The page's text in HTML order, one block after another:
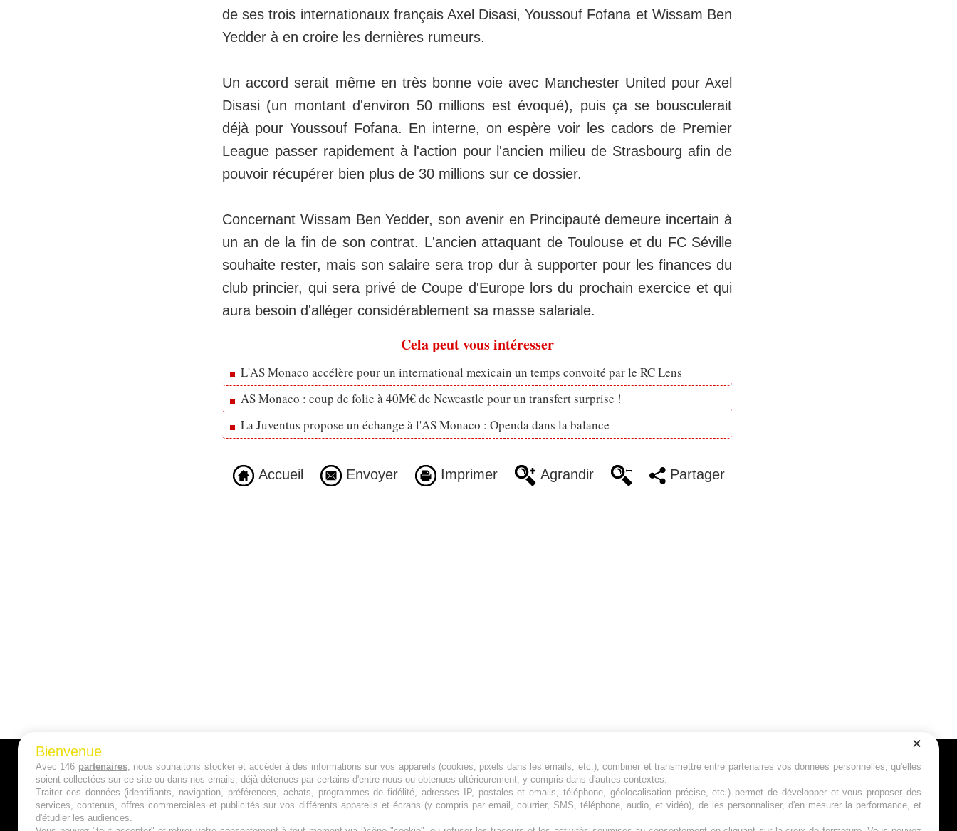
de ses trois internationaux français Axel Disasi, Youssouf Fofana et Wissam Ben
Yedder à en croire les dernières rumeurs.
Un accord serait même en très bonne voie avec Manchester United pour Axel
Disasi (un montant d'environ 50 millions est évoqué), puis ça se bousculerait
déjà pour Youssouf Fofana. En interne, on espère voir les cadors de Premier
League passer rapidement à l'action pour l'ancien milieu de Strasbourg afin de
pouvoir récupérer bien plus de 30 millions sur ce dossier.
Concernant Wissam Ben Yedder, son avenir en Principauté demeure incertain à
un an de la fin de son contrat. L'ancien attaquant de Toulouse et du FC Séville
souhaite rester, mais son salaire sera trop dur à supporter pour les finances du
club princier, qui sera privé de Coupe d'Europe lors du prochain exercice et qui
aura besoin d'alléger considérablement sa masse salariale.
Cela peut vous intéresser
L'AS Monaco accélère pour un international mexicain un temps convoité par le RC Lens
AS Monaco : coup de folie à 40M€ de Newcastle pour un transfert surprise !
La Juventus propose un échange à l'AS Monaco : Openda dans la balance
Accueil Envoyer Imprimer Agrandir Partager
A PROPOS
Qui sommes nous ?
Jeunesfooteux est un média sportif qui traite
principalement de l'actualité de la Ligue 1 et
des grosses actualités de la Ligue 2 et du
Suivez-nous
Bienvenue
Avec 146 partenaires, nous souhaitons stocker et accéder à des informations sur vos appareils (cookies, pixels dans les emails, etc.), combiner et transmettre entre partenaires vos données personnelles, qu'elles
soient collectées sur ce site ou dans nos emails, déjà détenues par certains d'entre nous ou obtenues ultérieurement, y compris dans d'autres contextes.
Traiter ces données (identifiants, navigation, préférences, achats, programmes de fidélité, adresses IP, postales et emails, téléphone, géolocalisation précise, etc.) permet de développer et vous proposer des
services, contenus, offres commerciales et publicités sur vos différents appareils et écrans (y compris par email, courrier, SMS, téléphone, audio, et vidéo), de les personnaliser, d'en mesurer la performance, et
d'étudier les audiences.